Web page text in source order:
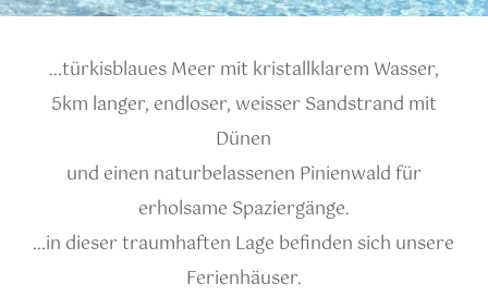
…türkisblaues Meer mit kristallklarem Wasser,
5km langer, endloser, weisser Sandstrand mit
Dünen
und einen naturbelassenen Pinienwald für
erholsame Spaziergänge.
…in dieser traumhaften Lage befinden sich unsere
Ferienhäuser.